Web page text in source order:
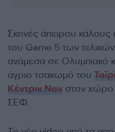
Σκηνές άπειρου κάλους
του Game 5 των
ανάμεσα σε Ολυμπιακό
άγριο τσακωμό του
Κέντρικ Ναν στον χώρο
ΣΕΦ.